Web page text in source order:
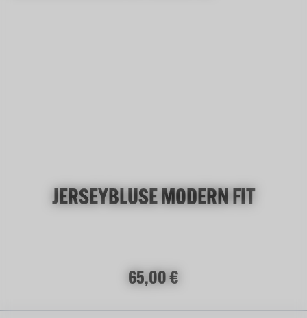
JERSEYBLUSE MODERN FIT
Regulärer Preis:
65,00 €